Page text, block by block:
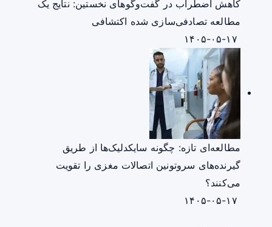
کاهش اضطراب در گفت‌وگوهای نخستین: نتایج یک
مطالعه تصادفی‌سازی شده اکتشافی
مطالعه‌ای تازه: چگونه سایکدلیک‌ها از طریق
گیرنده‌های سروتونین اتصالات مغزی را تقویت
می‌کنند؟